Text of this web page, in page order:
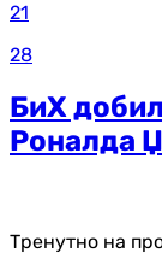
21
28
БиХ
Роналда
Тренутно на